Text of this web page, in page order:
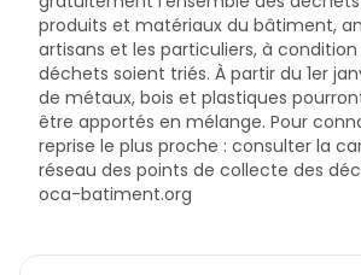
produits et matériaux du bâtiment,
artisans et les particuliers, à
déchets soient triés. À partir du 1er
de métaux, bois et plastiques
être apportés en mélange. Pour
reprise le plus proche : consulter la
réseau des points de collecte des
oca-batiment.org